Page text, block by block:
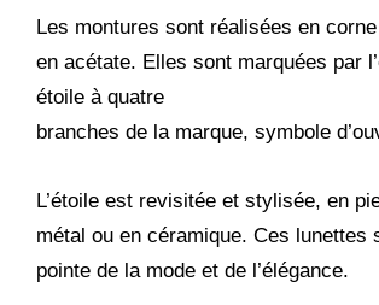
Les montures sont réalisées en
en acétate. Elles sont marquées par
étoile à quatre
branches de la marque, symbole
L’étoile est revisitée et stylisée, en
métal ou en céramique. Ces lunettes
pointe de la mode et de l’élégance.